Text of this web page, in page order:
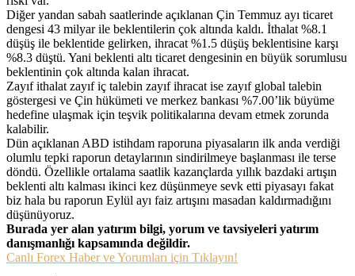
Diğer yandan sabah saatlerinde açıklanan Çin Temmuz ayı ticaret
dengesi 43 milyar ile beklentilerin çok altında kaldı. İthalat %8.1
düşüş ile beklentide gelirken, ihracat %1.5 düşüş beklentisine karşı
%8.3 düştü. Yani beklenti altı ticaret dengesinin en büyük sorumlusu
beklentinin çok altında kalan ihracat.
Zayıf ithalat zayıf iç talebin zayıf ihracat ise zayıf global talebin
göstergesi ve Çin hükümeti ve merkez bankası %7.00’lik büyüme
hedefine ulaşmak için teşvik politikalarına devam etmek zorunda
kalabilir.
Dün açıklanan ABD istihdam raporuna piyasaların ilk anda verdiği
olumlu tepki raporun detaylarının sindirilmeye başlanması ile terse
döndü. Özellikle ortalama saatlik kazançlarda yıllık bazdaki artışın
beklenti altı kalması ikinci kez düşünmeye sevk etti piyasayı fakat
biz hala bu raporun Eylül ayı faiz artışını masadan kaldırmadığını
düşünüyoruz.
Burada yer alan yatırım bilgi, yorum ve tavsiyeleri yatırım
danışmanlığı kapsamında değildir.
Canlı Forex Haber ve Yorumları için Tıklayın!